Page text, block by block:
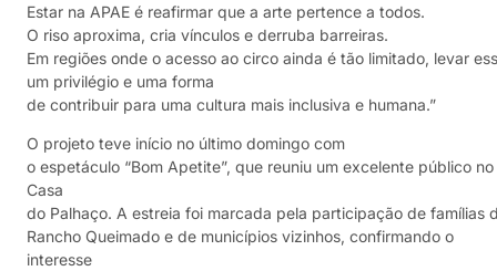
Estar na APAE é reafirmar que a arte pertence a todos.
O riso aproxima, cria vínculos e derruba barreiras.
Em regiões onde o acesso ao circo ainda é tão limitado, levar
um privilégio e uma forma
de contribuir para uma cultura mais inclusiva e humana.”
O projeto teve início no último domingo com
o espetáculo “Bom Apetite”, que reuniu um excelente público
Casa
do Palhaço. A estreia foi marcada pela participação de famílias
Rancho Queimado e de municípios vizinhos, confirmando o
interesse